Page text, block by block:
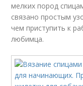
мелких пород
связано простым
чем приступить к
любимца.